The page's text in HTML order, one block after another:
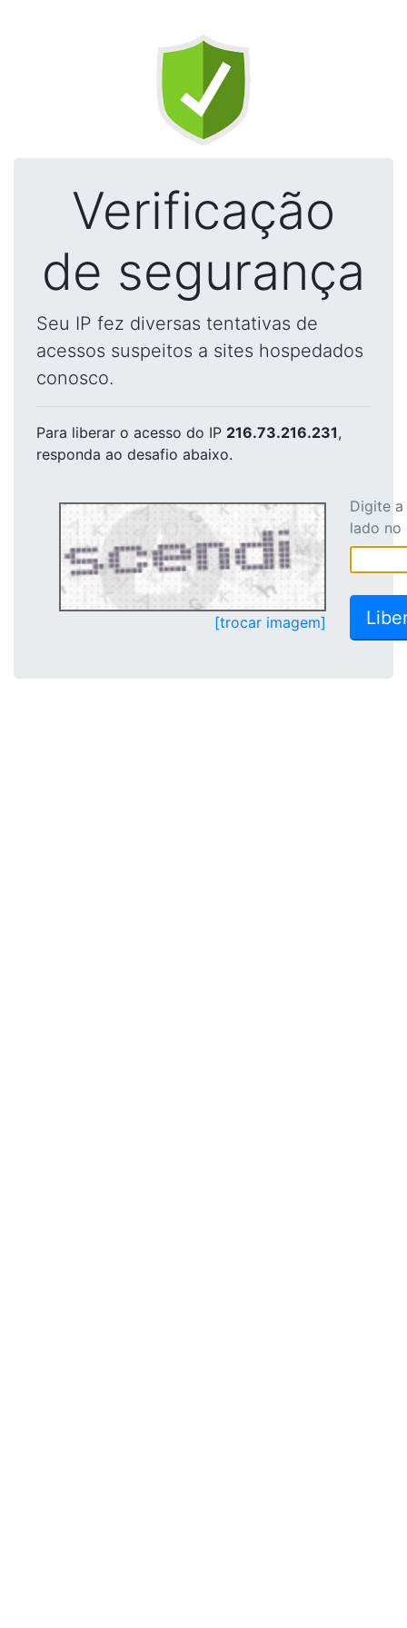
Verificação
de segurança
Seu IP fez diversas tentativas de
acessos suspeitos a sites hospedados
conosco.
Para liberar o acesso do IP 216.73.216.231,
responda ao desafio abaixo.
[trocar imagem]
Digite
lado no